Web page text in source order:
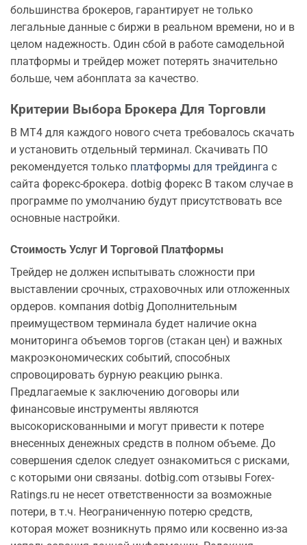
большинства брокеров, гарантирует не только
легальные данные с биржи в реальном времени, но и в
целом надежность. Один сбой в работе самодельной
платформы и трейдер может потерять значительно
больше, чем абонплата за качество.
Критерии Выбора Брокера Для Торговли
В МТ4 для каждого нового счета требовалось скачать
и установить отдельный терминал. Скачивать ПО
рекомендуется только платформы для трейдинга с
сайта форекс-брокера. dotbig форекс В таком случае в
программе по умолчанию будут присутствовать все
основные настройки.
Стоимость Услуг И Торговой Платформы
Трейдер не должен испытывать сложности при
выставлении срочных, страховочных или отложенных
ордеров. компания dotbig Дополнительным
преимуществом терминала будет наличие окна
мониторинга объемов торгов (стакан цен) и важных
макроэкономических событий, способных
спровоцировать бурную реакцию рынка.
Предлагаемые к заключению договоры или
финансовые инструменты являются
высокорискованными и могут привести к потере
внесенных денежных средств в полном объеме. До
совершения сделок следует ознакомиться с рисками,
с которыми они связаны. dotbig.com отзывы Forex-
Ratings.ru не несет ответственности за возможные
потери, в т.ч. Неограниченную потерю средств,
которая может возникнуть прямо или косвенно из-за